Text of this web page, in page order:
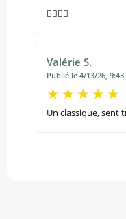
👍🏾👍🏾
Valérie S.
Publié le 4/13/26, 9:43
Un classique, sent